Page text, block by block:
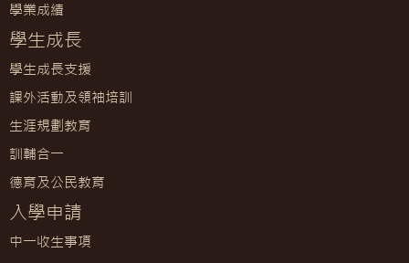
學業成績
學生成長
學生成長支援
課外活動及領袖培訓
生涯規劃教育
訓輔合一
德育及公民教育
入學申請
中一收生事項